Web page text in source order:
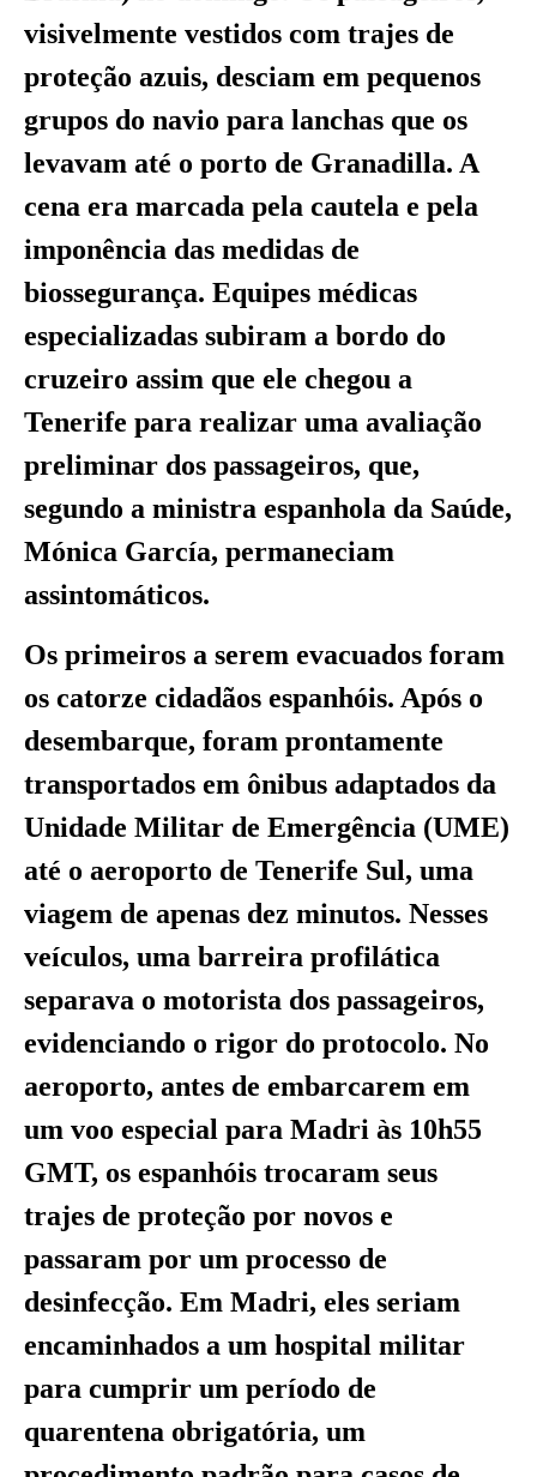
visivelmente vestidos com trajes de
proteção azuis, desciam em pequenos
grupos do navio para lanchas que os
levavam até o porto de Granadilla. A
cena era marcada pela cautela e pela
imponência das medidas de
biossegurança. Equipes médicas
especializadas subiram a bordo do
cruzeiro assim que ele chegou a
Tenerife para realizar uma avaliação
preliminar dos passageiros, que,
segundo a ministra espanhola da Saúde,
Mónica García, permaneciam
assintomáticos.
Os primeiros a serem evacuados foram
os catorze cidadãos espanhóis. Após o
desembarque, foram prontamente
transportados em ônibus adaptados da
Unidade Militar de Emergência (UME)
até o aeroporto de Tenerife Sul, uma
viagem de apenas dez minutos. Nesses
veículos, uma barreira profilática
separava o motorista dos passageiros,
evidenciando o rigor do protocolo. No
aeroporto, antes de embarcarem em
um voo especial para Madri às 10h55
GMT, os espanhóis trocaram seus
trajes de proteção por novos e
passaram por um processo de
desinfecção. Em Madri, eles seriam
encaminhados a um hospital militar
para cumprir um período de
quarentena obrigatória, um